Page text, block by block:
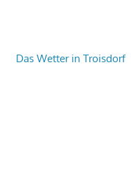
Das Wetter in Troisdorf